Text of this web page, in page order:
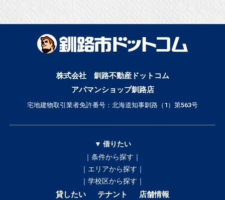
株式会社 釧路不動産ドットコム
アパマンショップ釧路店
宅地建物取引業者免許番号：北海道知事釧路（1）第563号
▼ 借りたい
｜条件から探す｜
｜エリアから探す｜
｜学校区から探す｜
貸したい テナント 店舗情報